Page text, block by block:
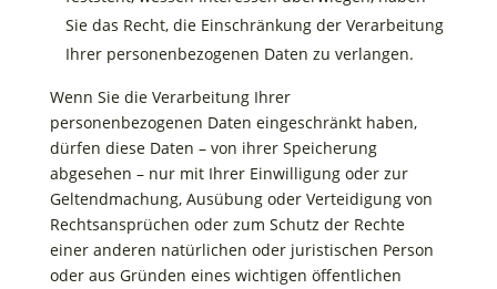
Sie das Recht, die Einschränkung der Verarbeitung
Ihrer personenbezogenen Daten zu verlangen.
Wenn Sie die Verarbeitung Ihrer
personenbezogenen Daten eingeschränkt haben,
dürfen diese Daten – von ihrer Speicherung
abgesehen – nur mit Ihrer Einwilligung oder zur
Geltendmachung, Ausübung oder Verteidigung von
Rechtsansprüchen oder zum Schutz der Rechte
einer anderen natürlichen oder juristischen Person
oder aus Gründen eines wichtigen öffentlichen